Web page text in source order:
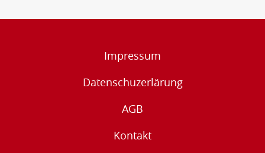
Impressum
Datenschuzerlärung
AGB
Kontakt